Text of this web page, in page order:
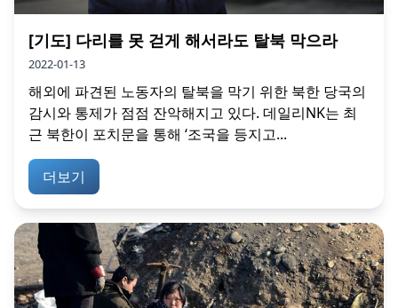
[기도] 다리를 못 걷게 해서라도 탈북 막으라
2022-01-13
해외에 파견된 노동자의 탈북을 막기 위한 북한 당국의
감시와 통제가 점점 잔악해지고 있다. 데일리NK는 최
근 북한이 포치문을 통해 ‘조국을 등지고...
더보기